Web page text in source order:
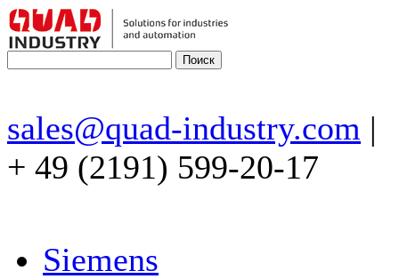
sales@quad-industry.com |
+ 49 (2191) 599-20-17
Siemens